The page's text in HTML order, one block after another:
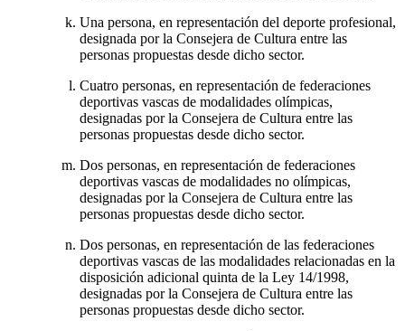
Una persona, en representación del deporte profesional,
designada por la Consejera de Cultura entre las
personas propuestas desde dicho sector.
Cuatro personas, en representación de federaciones
deportivas vascas de modalidades olímpicas,
designadas por la Consejera de Cultura entre las
personas propuestas desde dicho sector.
Dos personas, en representación de federaciones
deportivas vascas de modalidades no olímpicas,
designadas por la Consejera de Cultura entre las
personas propuestas desde dicho sector.
Dos personas, en representación de las federaciones
deportivas vascas de las modalidades relacionadas en la
disposición adicional quinta de la Ley 14/1998,
designadas por la Consejera de Cultura entre las
personas propuestas desde dicho sector.